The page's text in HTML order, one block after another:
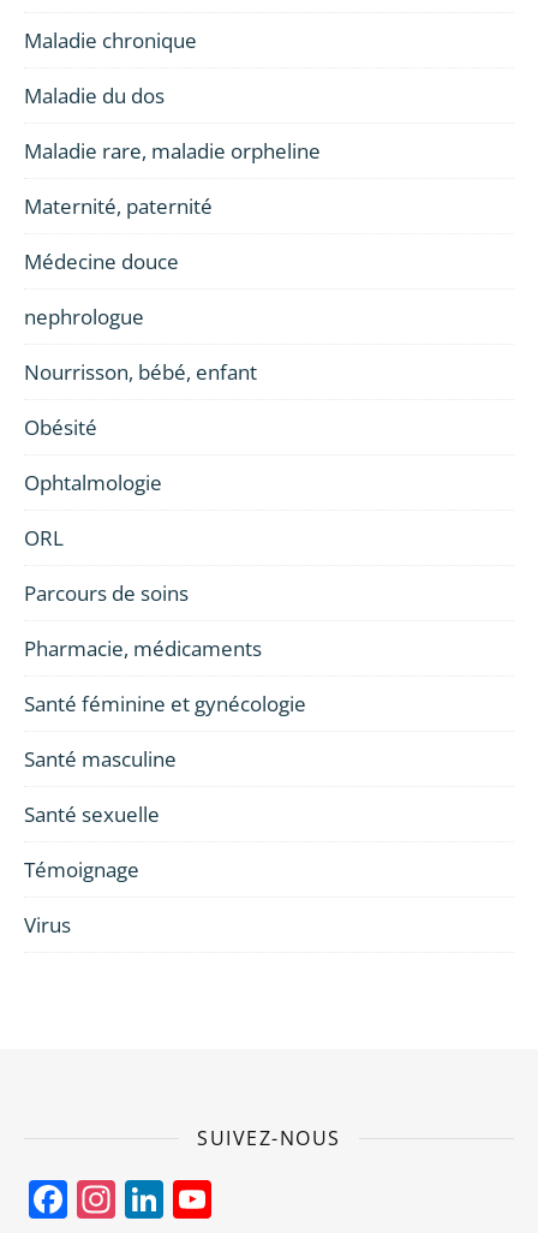
Maladie chronique
Maladie du dos
Maladie rare, maladie orpheline
Maternité, paternité
Médecine douce
nephrologue
Nourrisson, bébé, enfant
Obésité
Ophtalmologie
ORL
Parcours de soins
Pharmacie, médicaments
Santé féminine et gynécologie
Santé masculine
Santé sexuelle
Témoignage
Virus
SUIVEZ-NOUS
Facebook
Instagram
LinkedIn